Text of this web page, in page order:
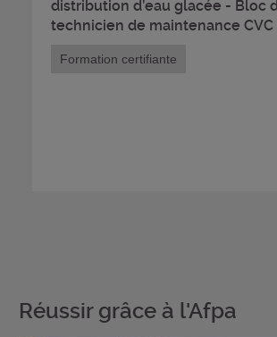
distribution d’eau glacée -
technicien de maintenance CVC
Formation certifiante
Réussir grâce à l'Afpa